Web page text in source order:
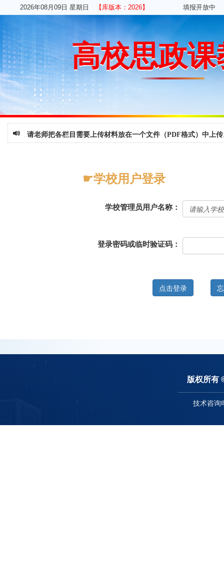
2026年08月09日 星期日 【库版本：2026】 填报开放中 (
高校思政
请老师把各栏目需要上传材料放在一个文件（PDF格式）中上
☛学校用户登录
学校管理员用户名称：
登录密码或临时验证码：
点击登录
版权所有
技术咨询